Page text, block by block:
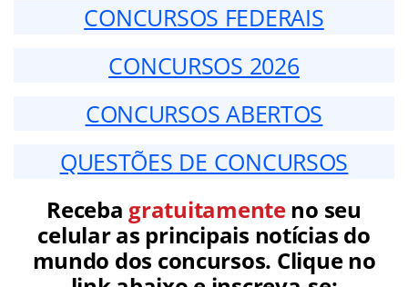
CONCURSOS FEDERAIS
CONCURSOS 2026
CONCURSOS ABERTOS
QUESTÕES DE CONCURSOS
Receba gratuitamenteno seu
celular as principais notícias do
mundo dos concursos. Clique no